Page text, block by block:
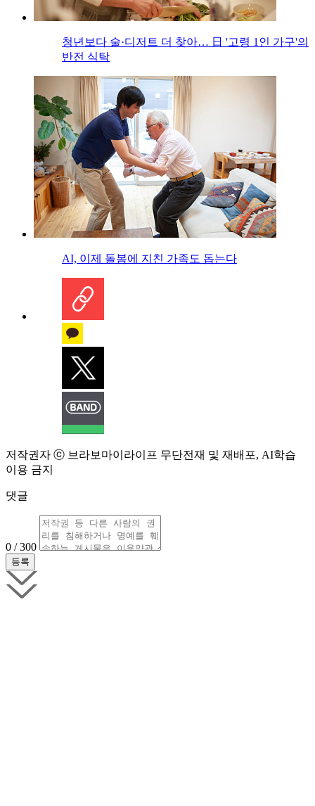
청년보다 술·디저트 더 찾아… 日 '고령 1인 가구'의
반전 식탁
AI, 이제 돌봄에 지친 가족도 돕는다
저작권자 ⓒ 브라보마이라이프 무단전재 및 재배포, AI학습
이용 금지
댓글
0 / 300